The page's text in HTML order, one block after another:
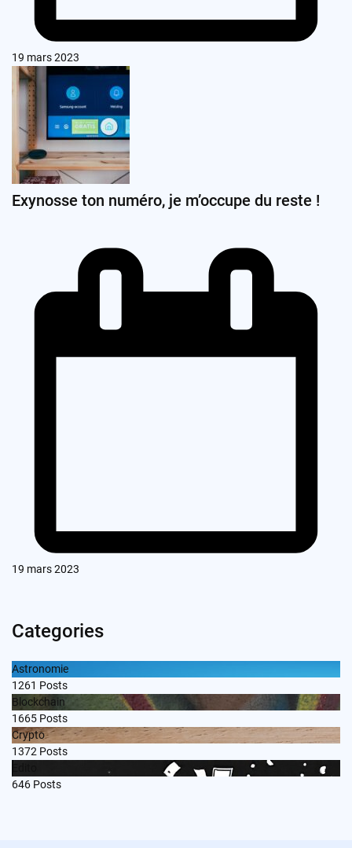
19 mars 2023
Exynosse ton numéro, je m’occupe du reste !
19 mars 2023
Categories
Astronomie
1261 Posts
Blockchain
1665 Posts
Crypto
1372 Posts
646 Posts